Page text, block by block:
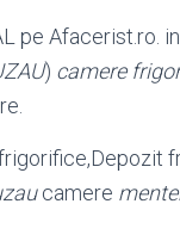
pe Afacerist.ro.
) camere
camere